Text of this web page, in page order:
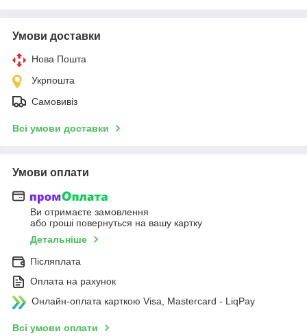
Умови доставки
Нова Пошта
Укрпошта
Самовивіз
Всі умови доставки
Умови оплати
Ви отримаєте замовлення
або гроші повернуться на вашу картку
Детальніше
Післяплата
Оплата на рахунок
Онлайн-оплата карткою Visa, Mastercard - LiqPay
Всі умови оплати